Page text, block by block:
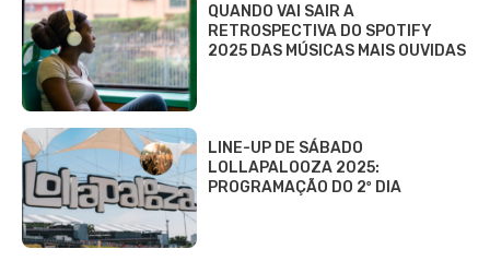
QUANDO VAI SAIR A
RETROSPECTIVA DO SPOTIFY
2025 DAS MÚSICAS MAIS OUVIDAS
LINE-UP DE SÁBADO
LOLLAPALOOZA 2025:
PROGRAMAÇÃO DO 2º DIA